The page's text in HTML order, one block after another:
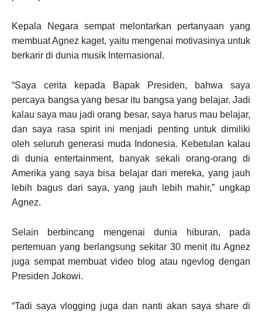
Kepala Negara sempat melontarkan pertanyaan yang
membuat Agnez kaget, yaitu mengenai motivasinya untuk
berkarir di dunia musik Internasional.
“Saya cerita kepada Bapak Presiden, bahwa saya
percaya bangsa yang besar itu bangsa yang belajar. Jadi
kalau saya mau jadi orang besar, saya harus mau belajar,
dan saya rasa spirit ini menjadi penting untuk dimiliki
oleh seluruh generasi muda Indonesia. Kebetulan kalau
di dunia entertainment, banyak sekali orang-orang di
Amerika yang saya bisa belajar dari mereka, yang jauh
lebih bagus dari saya, yang jauh lebih mahir,” ungkap
Agnez.
Selain berbincang mengenai dunia hiburan, pada
pertemuan yang berlangsung sekitar 30 menit itu Agnez
juga sempat membuat video blog atau ngevlog dengan
Presiden Jokowi.
“Tadi saya vlogging juga dan nanti akan saya share di